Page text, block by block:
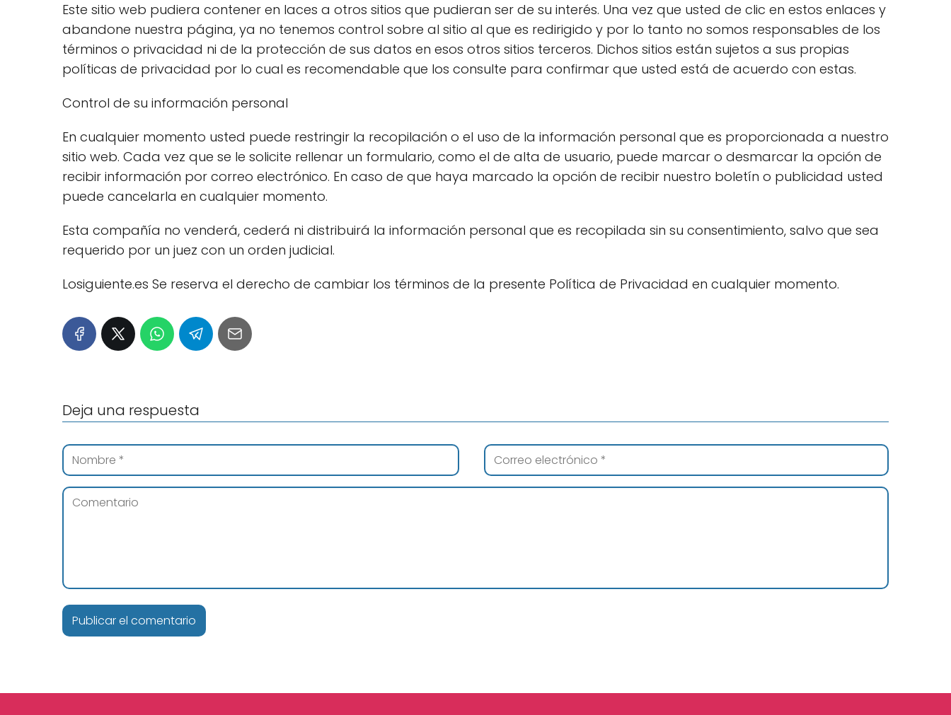
Este sitio web pudiera contener en laces a otros sitios que pudieran ser de su interés. Una vez que usted de clic en estos enlaces y
abandone nuestra página, ya no tenemos control sobre al sitio al que es redirigido y por lo tanto no somos responsables de los
términos o privacidad ni de la protección de sus datos en esos otros sitios terceros. Dichos sitios están sujetos a sus propias
políticas de privacidad por lo cual es recomendable que los consulte para confirmar que usted está de acuerdo con estas.
Control de su información personal
En cualquier momento usted puede restringir la recopilación o el uso de la información personal que es proporcionada a nuestro
sitio web. Cada vez que se le solicite rellenar un formulario, como el de alta de usuario, puede marcar o desmarcar la opción de
recibir información por correo electrónico. En caso de que haya marcado la opción de recibir nuestro boletín o publicidad usted
puede cancelarla en cualquier momento.
Esta compañía no venderá, cederá ni distribuirá la información personal que es recopilada sin su consentimiento, salvo que sea
requerido por un juez con un orden judicial.
Losiguiente.es Se reserva el derecho de cambiar los términos de la presente Política de Privacidad en cualquier momento.
Deja una respuesta